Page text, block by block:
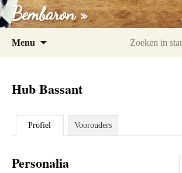
Bembaron »
Menu
Hub Bassant
Profiel Voorouders
Personalia